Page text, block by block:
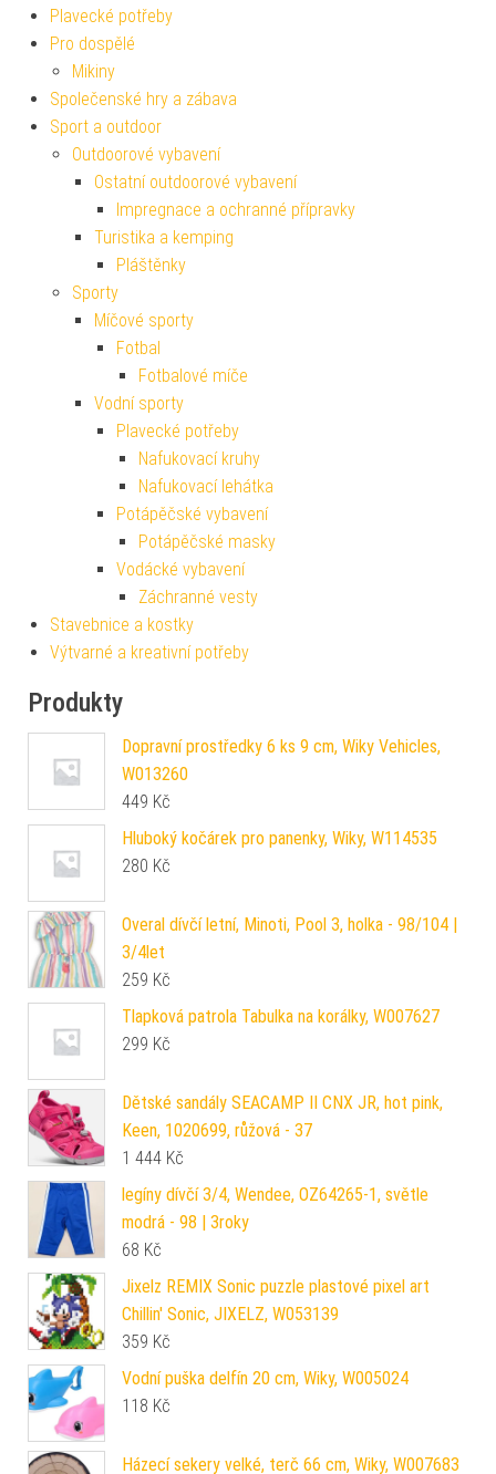
Plavecké potřeby
Pro dospělé
Mikiny
Společenské hry a zábava
Sport a outdoor
Outdoorové vybavení
Ostatní outdoorové vybavení
Impregnace a ochranné přípravky
Turistika a kemping
Pláštěnky
Sporty
Míčové sporty
Fotbal
Fotbalové míče
Vodní sporty
Plavecké potřeby
Nafukovací kruhy
Nafukovací lehátka
Potápěčské vybavení
Potápěčské masky
Vodácké vybavení
Záchranné vesty
Stavebnice a kostky
Výtvarné a kreativní potřeby
Produkty
Dopravní prostředky 6 ks 9 cm, Wiky Vehicles,
W013260
449 Kč
Hluboký kočárek pro panenky, Wiky, W114535
280 Kč
Overal dívčí letní, Minoti, Pool 3, holka - 98/104 |
3/4let
259 Kč
Tlapková patrola Tabulka na korálky, W007627
299 Kč
Dětské sandály SEACAMP II CNX JR, hot pink,
Keen, 1020699, růžová - 37
1 444 Kč
legíny dívčí 3/4, Wendee, OZ64265-1, světle
modrá - 98 | 3roky
68 Kč
Jixelz REMIX Sonic puzzle plastové pixel art
Chillin' Sonic, JIXELZ, W053139
359 Kč
Vodní puška delfín 20 cm, Wiky, W005024
118 Kč
Házecí sekery velké, terč 66 cm, Wiky, W007683